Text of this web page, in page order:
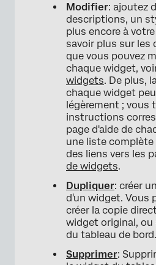
Modifier: ajoutez
descriptions, un
plus encore à
savoir plus sur les
que vous pouvez
chaque widget,
widgets. De plus,
chaque widget
légèrement ; vous
instructions
page d'aide de
une liste
des liens vers les
de widgets.
Dupliquer: créer
d'un widget. Vous
créer la copie
widget original, ou
du tableau de bord.
Supprimer: